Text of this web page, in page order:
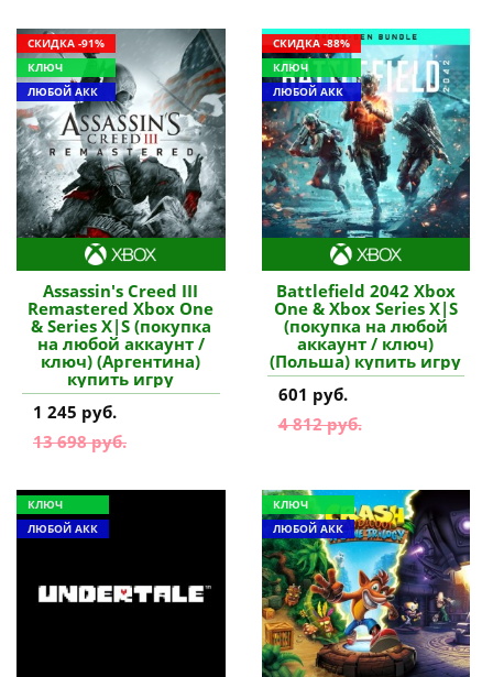
СКИДКА -91%
КЛЮЧ
ЛЮБОЙ АКК
Assassin's Creed III
Remastered Xbox One
& Series X|S (покупка
на любой аккаунт /
ключ) (Аргентина)
купить игру
1 245 руб.
13 698 руб.
СКИДКА -88%
КЛЮЧ
ЛЮБОЙ АКК
Battlefield 2042 Xbox
One & Xbox Series X|S
(покупка на любой
аккаунт / ключ)
(Польша) купить игру
601 руб.
4 812 руб.
КЛЮЧ
ЛЮБОЙ АКК
КЛЮЧ
ЛЮБОЙ АКК